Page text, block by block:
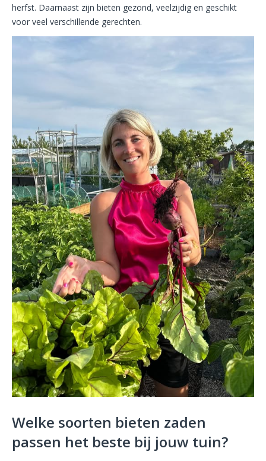
herfst. Daarnaast zijn bieten gezond, veelzijdig en geschikt
voor veel verschillende gerechten.
Welke soorten bieten zaden
passen het beste bij jouw tuin?